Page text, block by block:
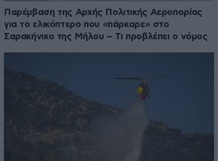
Παρέμβαση της Αρχής Πολιτικής Αεροπορίας
για το ελικόπτερο που «πάρκαρε» στο
Σαρακήνικο της Μήλου – Τι προβλέπει ο νόμος